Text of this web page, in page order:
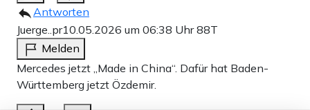
Antworten
Juerge..pr10.05.2026 um 06:38 Uhr88T
Melden
Mercedes jetzt „Made in China“. Dafür hat Baden-
Württemberg jetzt Özdemir.